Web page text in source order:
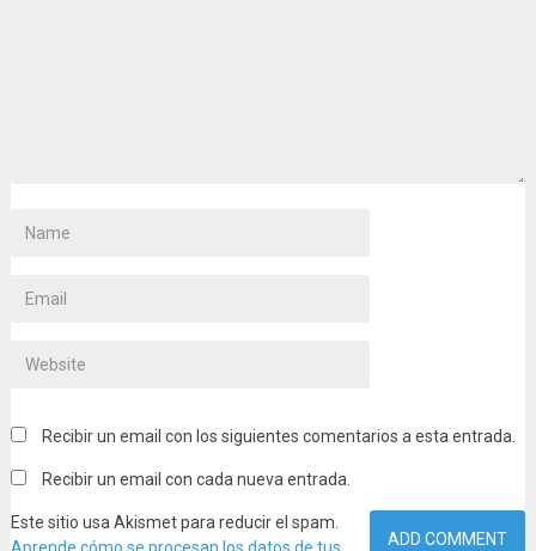
Recibir un email con los siguientes comentarios a esta entrada.
Recibir un email con cada nueva entrada.
Este sitio usa Akismet para reducir el spam.